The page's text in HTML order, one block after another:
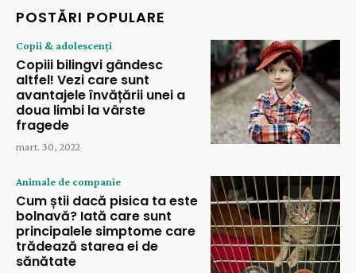
POSTĂRI POPULARE
Copii & adolescenți
Copiii bilingvi gândesc
altfel! Vezi care sunt
avantajele învățării unei a
doua limbi la vârste
fragede
mart. 30, 2022
Animale de companie
Cum știi dacă pisica ta este
bolnavă? Iată care sunt
principalele simptome care
trădează starea ei de
sănătate